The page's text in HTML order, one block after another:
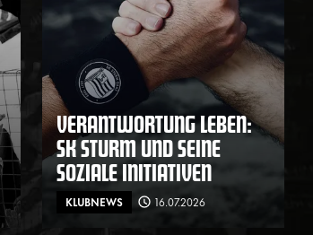
VERANTWORTUNG LEBEN:
SK STURM UND SEINE
SOZIALE INITIATIVEN
KLUBNEWS 16.07.2026